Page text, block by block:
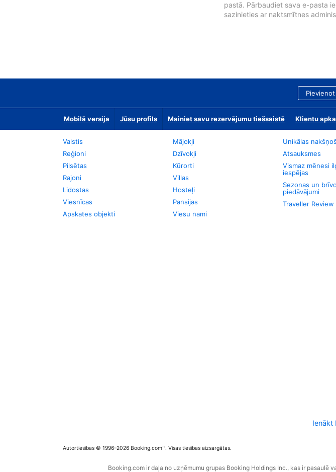
pastā. Pārbaudiet sava e-pasta
sazinieties ar naktsmītnes
Mobilā versija Jūsu profils Mainiet savu rezervējumu tiešsaistē Klientu
Valstis
Reģioni
Pilsētas
Rajoni
Lidostas
Viesnīcas
Apskates objekti
Mājokļi
Dzīvokļi
Kūrorti
Villas
Hosteļi
Pansijas
Viesu nami
Unikālas
Atsauksmes
Vismaz mēnesi
iespējas
Sezonas un
piedāvājumi
Traveller Review
Ienākt
Autortiesības © 1996–2026 Booking.com™. Visas tiesības aizsargātas.
Booking.com ir daļa no uzņēmumu grupas Booking Holdings Inc., kas ir